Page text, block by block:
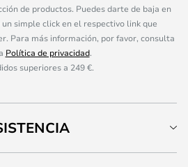
de productos. Puedes darte de baja en
simple click en el respectivo link que
Para más información, por favor, consulta
Política de privacidad.
superiores a 249 €.